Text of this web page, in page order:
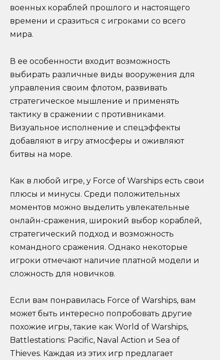
военных кораблей прошлого и настоящего
времени и сразиться с игроками со всего
мира.
В ее особенности входит возможность
выбирать различные виды вооружения для
управления своим флотом, развивать
стратегическое мышление и применять
тактику в сражении с противниками.
Визуальное исполнение и спецэффекты
добавляют в игру атмосферы и оживляют
битвы на море.
Как в любой игре, у Force of Warships есть свои
плюсы и минусы. Среди положительных
моментов можно выделить увлекательные
онлайн-сражения, широкий выбор кораблей,
стратегический подход и возможность
командного сражения. Однако некоторые
игроки отмечают наличие платной модели и
сложность для новичков.
Если вам понравилась Force of Warships, вам
может быть интересно попробовать другие
похожие игры, такие как World of Warships,
Battlestations: Pacific, Naval Action и Sea of
Thieves. Каждая из этих игр предлагает